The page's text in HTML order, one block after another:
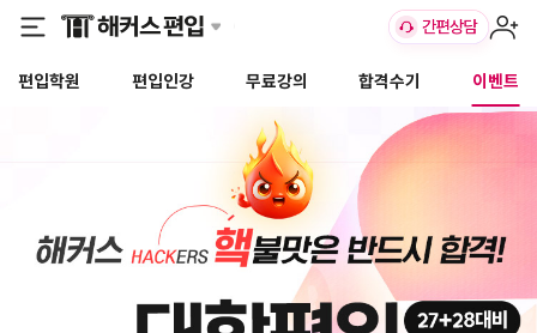
편입학원 편입인강 무료강의 합격수기 이벤트